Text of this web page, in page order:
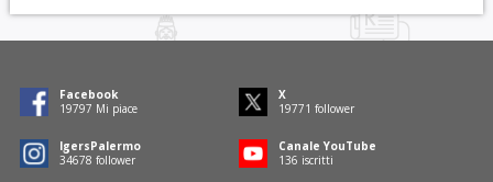
Facebook
19797 Mi piace
X
19771 follower
IgersPalermo
34678 follower
Canale YouTube
136 iscritti